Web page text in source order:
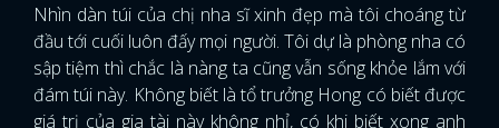
Nhìn dàn túi của chị nha sĩ xinh đẹp mà tôi choáng từ
đầu tới cuối luôn đấy mọi người. Tôi dự là phòng nha có
sập tiệm thì chắc là nàng ta cũng vẫn sống khỏe lắm với
đám túi này. Không biết là tổ trưởng Hong có biết được
giá trị của gia tài này không nhỉ, có khi biết xong anh